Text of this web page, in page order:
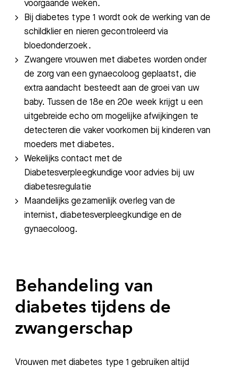
Meest gezocht:
Bezoektijden
voorgaande weken.
Bij diabetes type 1 wordt ook de werking van de
schildklier en nieren gecontroleerd via
bloedonderzoek.
Zwangere vrouwen met diabetes worden onder
de zorg van een gynaecoloog geplaatst, die
extra aandacht besteedt aan de groei van uw
baby. Tussen de 18e en 20e week krijgt u een
uitgebreide echo om mogelijke afwijkingen te
detecteren die vaker voorkomen bij kinderen van
moeders met diabetes.
Wekelijks contact met de
Diabetesverpleegkundige voor advies bij uw
diabetesregulatie
Maandelijks gezamenlijk overleg van de
internist, diabetesverpleegkundige en de
gynaecoloog.
Behandeling van
diabetes tijdens de
zwangerschap
Vrouwen met diabetes type 1 gebruiken altijd